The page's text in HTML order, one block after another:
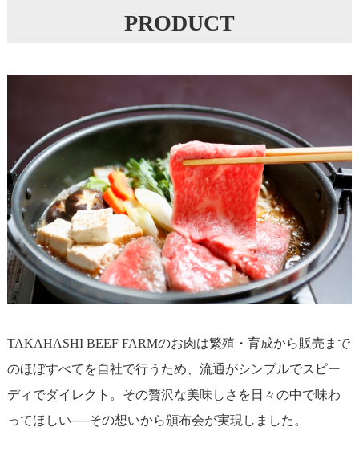
PRODUCT
TAKAHASHI BEEF FARMのお肉は繁殖・育成から販売まで
のほぼすべてを自社で行うため、流通がシンプルでスピー
ディでダイレクト。その贅沢な美味しさを日々の中で味わ
ってほしい──その想いから頒布会が実現しました。